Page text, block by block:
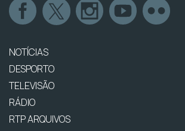
NOTÍCIAS
DESPORTO
TELEVISÃO
RÁDIO
RTP ARQUIVOS